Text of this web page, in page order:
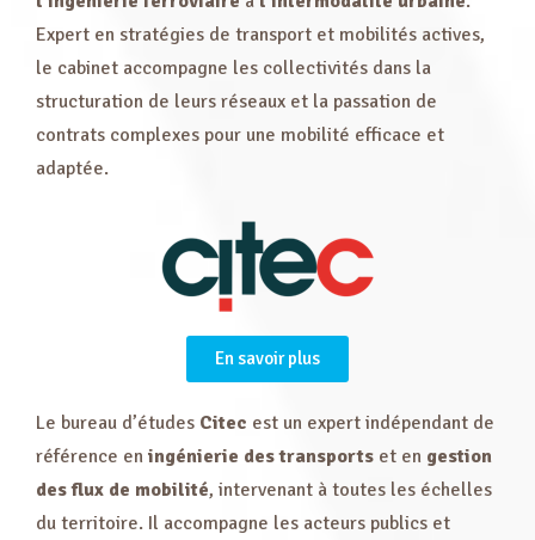
Expert en stratégies de transport et mobilités actives,
le cabinet accompagne les collectivités dans la
structuration de leurs réseaux et la passation de
contrats complexes pour une mobilité efficace et
adaptée.
En savoir plus
Le bureau d’études Citec est un expert indépendant de
référence en ingénierie des transports et en gestion
des flux de mobilité, intervenant à toutes les échelles
du territoire. Il accompagne les acteurs publics et